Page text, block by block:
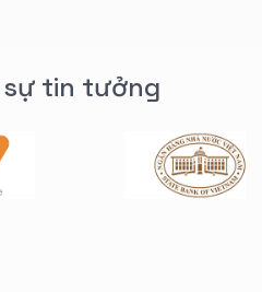
sự tin tưởng